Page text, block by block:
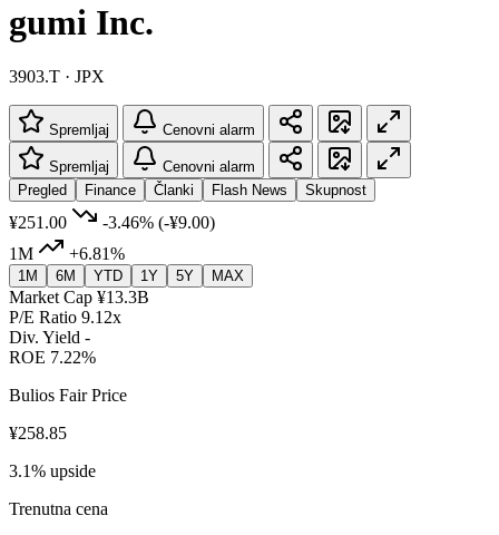
gumi Inc.
3903.T · JPX
Spremljaj Cenovni alarm
Spremljaj
Cenovni alarm
Pregled
Finance Članki Flash News Skupnost
¥251.00 -3.46% (-¥9.00)
1M
+6.81%
1M 6M YTD 1Y 5Y MAX
Market Cap ¥13.3B
P/E Ratio 9.12x
Div. Yield -
ROE 7.22%
Bulios Fair Price
¥258.85
3.1% upside
Trenutna cena